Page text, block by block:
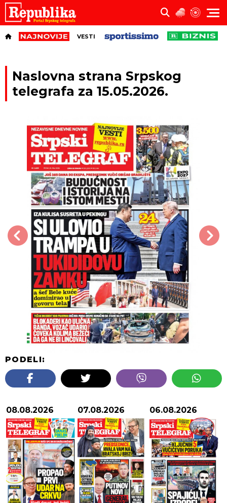
VESTI
Naslovna strana Srpskog
telegrafa za 15.05.2026.
PODELI:
08.08.2026 07.08.2026 06.08.2026